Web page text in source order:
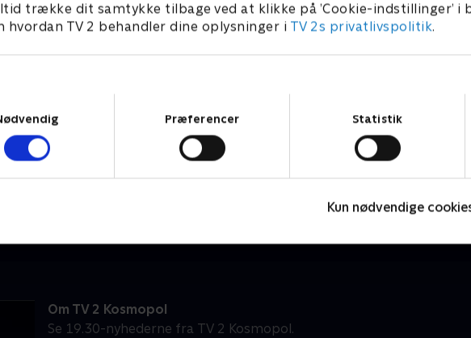
trække dit samtykke tilbage ved at klikke på ’Cookie-indstillinger’ i
hvordan TV 2 behandler dine oplysninger i TV 2s privatlivspolitik.
Præferencer Statistik
Kun nødvendige
Om TV 2 Kosmopol
Se 19.30-nyhederne fra TV 2 Kosmopol.